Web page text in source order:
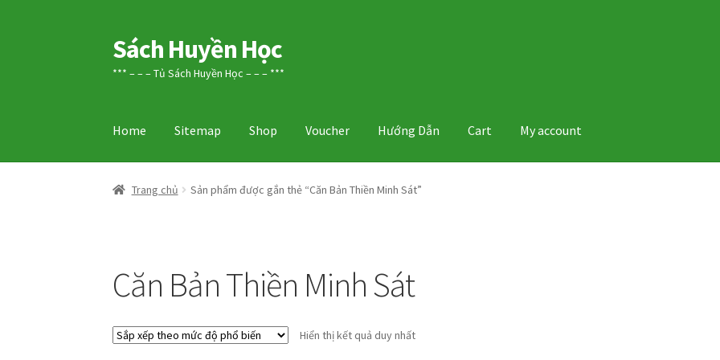
Đi
đến
Chuyển
đến
Sách Huyền Học
*** – – – Tủ Sách Huyền Học – – – ***
Home Sitemap Shop Voucher Hướng Dẫn Cart My account
Trang chủ Sản phẩm được gắn thẻ “Căn Bản Thiền Minh Sát”
Căn Bản Thiền Minh Sát
Hiển thị kết quả duy nhất